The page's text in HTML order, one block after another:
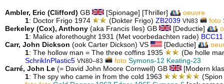
Ambler, Eric (Clifford) GB [Spionage] [Thriller]
oeuvre
1: Doctor Frigo 1974 (Dokter Frigo) ZB2039 VN83 foto
Berkeley (Cox), Anthony (aka Francis Iles) GB [Deductie]
1: Malice aforethought 1931 (Met voorbedachten rade) BCC11
Carr, John Dickson (ook Carter Dickson) VS [Deductie]
1: The hollow man = The three coffins 1935
(De holle
SchrikInPlastic5 VN80–83 foto Symons-12 Keating-23
Carré, John Le (= David John Moore Cornwell) GB
[Modern
1: The spy who came in from the cold 1963